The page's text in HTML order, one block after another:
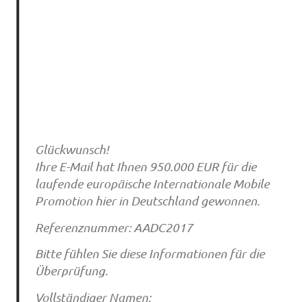
Glückwunsch!
Ihre E-Mail hat Ihnen 950.000 EUR für die
laufende europäische Internationale Mobile
Promotion hier in Deutschland gewonnen.
Referenznummer: AADC2017
Bitte fühlen Sie diese Informationen für die
Überprüfung.
Vollständiger Namen: